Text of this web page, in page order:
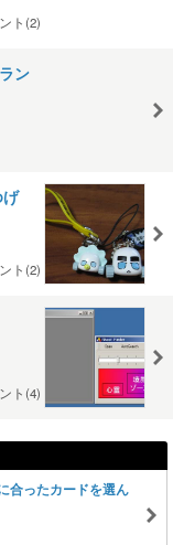
ト(2)
ン
げ
ト(2)
ト(4)
合ったカードを選ん